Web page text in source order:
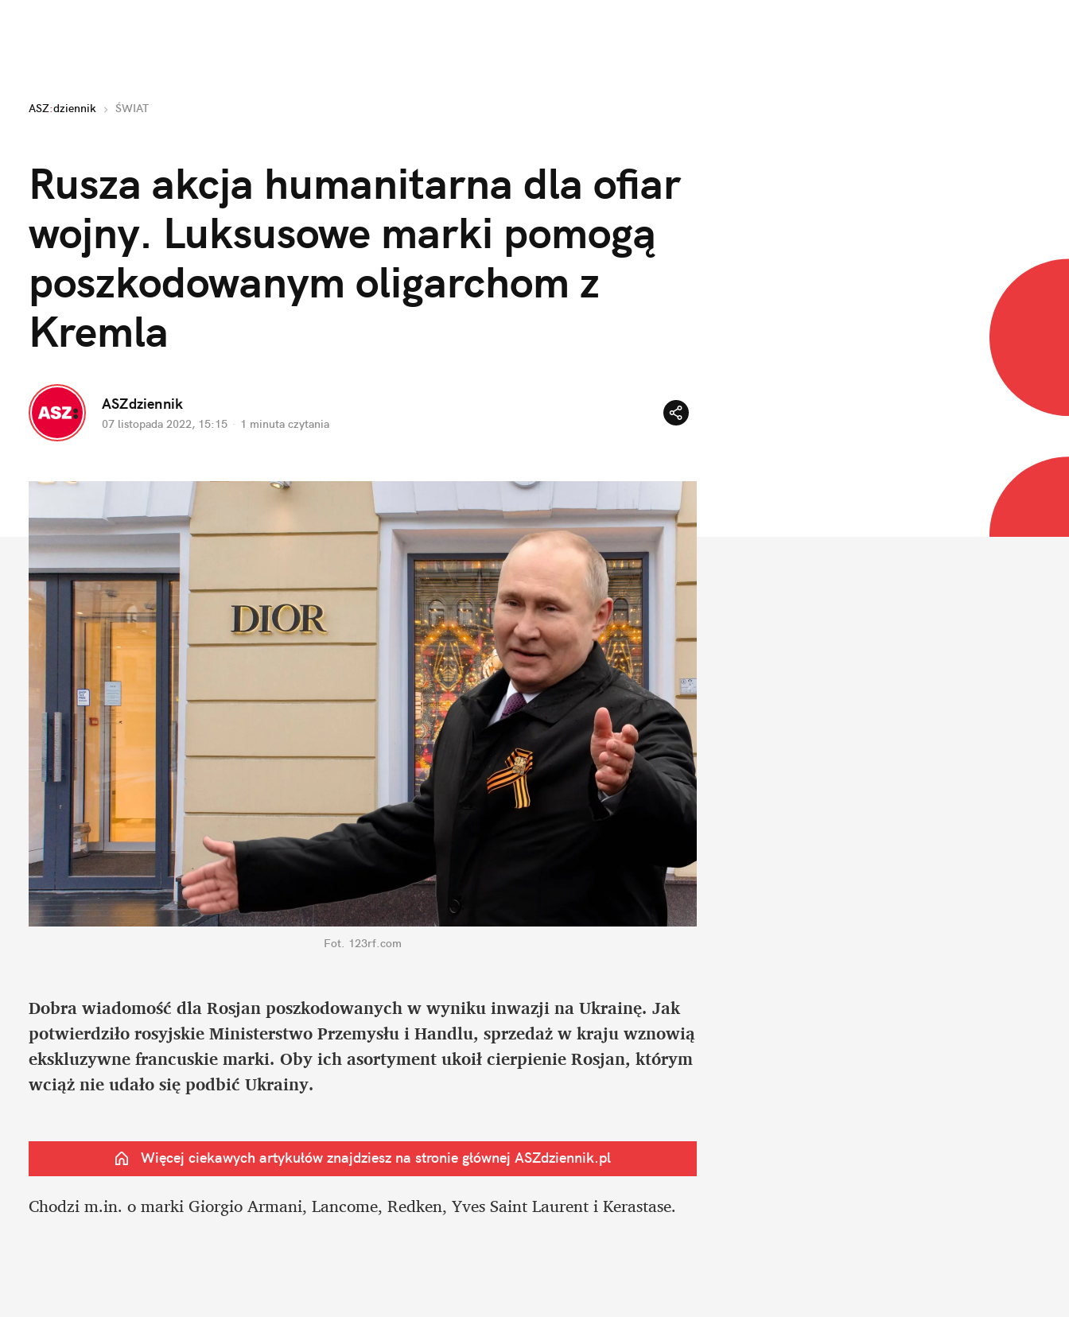
ASZ:dziennik ŚWIAT
Rusza akcja humanitarna dla ofiar
wojny. Luksusowe marki pomogą
poszkodowanym oligarchom z
Kremla
ASZdziennik
07 listopada 2022, 15:15 · 1 minuta czytania
Fot. 123rf.com
Dobra wiadomość dla Rosjan poszkodowanych w wyniku inwazji na Ukrainę. Jak
potwierdziło rosyjskie Ministerstwo Przemysłu i Handlu, sprzedaż w kraju wznowią
ekskluzywne francuskie marki. Oby ich asortyment ukoił cierpienie Rosjan, którym
wciąż nie udało się podbić Ukrainy.
Więcej ciekawych artykułów znajdziesz na stronie głównej ASZdziennik.pl
Chodzi m.in. o marki Giorgio Armani, Lancome, Redken, Yves Saint Laurent i Kerastase.